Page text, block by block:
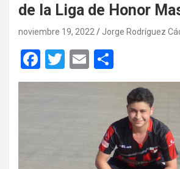
de la Liga de Honor
noviembre 19, 2022 Jorge Rodríguez
F
a
T
wi
E
m o
m
p
ar
tir